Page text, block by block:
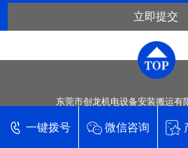
立即提交
东莞市创龙机电设备安装搬运有
技术支持【东莞网站
一键拨号 微信咨询